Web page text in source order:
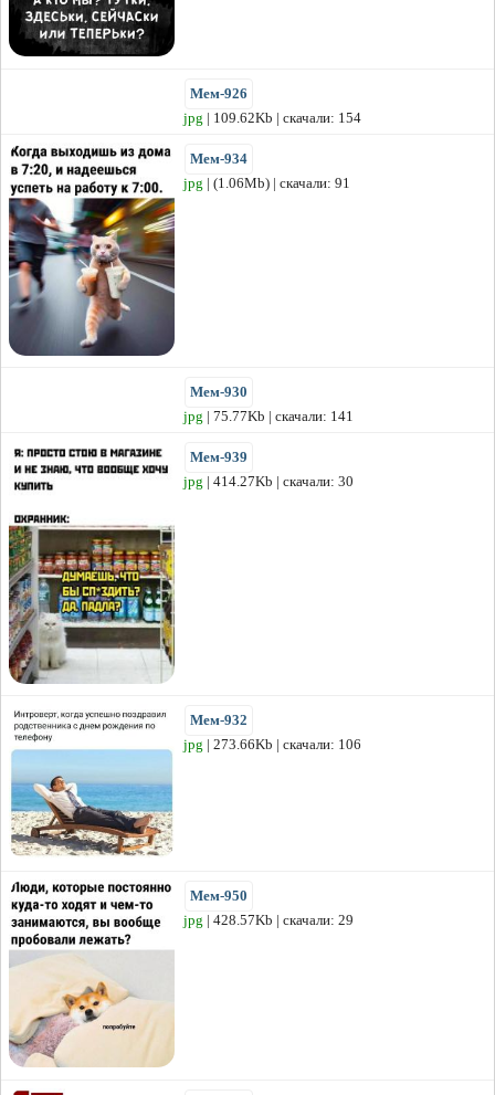
Мем-926
jpg | 109.62Kb | скачали: 154
Мем-934
jpg | (1.06Mb) | скачали: 91
Мем-930
jpg | 75.77Kb | скачали: 141
Мем-939
jpg | 414.27Kb | скачали: 30
Мем-932
jpg | 273.66Kb | скачали: 106
Мем-950
jpg | 428.57Kb | скачали: 29